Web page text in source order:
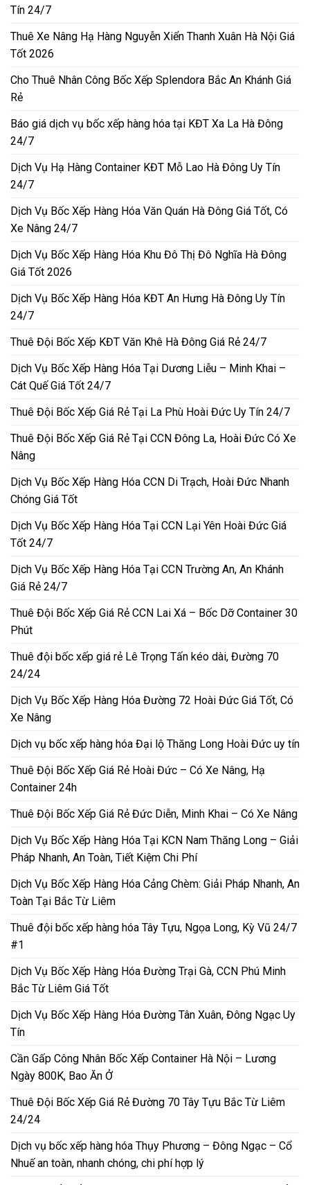
Tín 24/7
Thuê Xe Nâng Hạ Hàng Nguyễn Xiển Thanh Xuân Hà Nội Giá
Tốt 2026
Cho Thuê Nhân Công Bốc Xếp Splendora Bắc An Khánh Giá
Rẻ
Báo giá dịch vụ bốc xếp hàng hóa tại KĐT Xa La Hà Đông
24/7
Dịch Vụ Hạ Hàng Container KĐT Mỗ Lao Hà Đông Uy Tín
24/7
Dịch Vụ Bốc Xếp Hàng Hóa Văn Quán Hà Đông Giá Tốt, Có
Xe Nâng 24/7
Dịch Vụ Bốc Xếp Hàng Hóa Khu Đô Thị Đô Nghĩa Hà Đông
Giá Tốt 2026
Dịch Vụ Bốc Xếp Hàng Hóa KĐT An Hưng Hà Đông Uy Tín
24/7
Thuê Đội Bốc Xếp KĐT Văn Khê Hà Đông Giá Rẻ 24/7
Dịch Vụ Bốc Xếp Hàng Hóa Tại Dương Liễu – Minh Khai –
Cát Quế Giá Tốt 24/7
Thuê Đội Bốc Xếp Giá Rẻ Tại La Phù Hoài Đức Uy Tín 24/7
Thuê Đội Bốc Xếp Giá Rẻ Tại CCN Đông La, Hoài Đức Có Xe
Nâng
Dịch Vụ Bốc Xếp Hàng Hóa CCN Di Trạch, Hoài Đức Nhanh
Chóng Giá Tốt
Dịch Vụ Bốc Xếp Hàng Hóa Tại CCN Lại Yên Hoài Đức Giá
Tốt 24/7
Dịch Vụ Bốc Xếp Hàng Hóa Tại CCN Trường An, An Khánh
Giá Rẻ 24/7
Thuê Đội Bốc Xếp Giá Rẻ CCN Lai Xá – Bốc Dỡ Container 30
Phút
Thuê đội bốc xếp giá rẻ Lê Trọng Tấn kéo dài, Đường 70
24/24
Dịch Vụ Bốc Xếp Hàng Hóa Đường 72 Hoài Đức Giá Tốt, Có
Xe Nâng
Dịch vụ bốc xếp hàng hóa Đại lộ Thăng Long Hoài Đức uy tín
Thuê Đội Bốc Xếp Giá Rẻ Hoài Đức – Có Xe Nâng, Hạ
Container 24h
Thuê Đội Bốc Xếp Giá Rẻ Đức Diễn, Minh Khai – Có Xe Nâng
Dịch Vụ Bốc Xếp Hàng Hóa Tại KCN Nam Thăng Long – Giải
Pháp Nhanh, An Toàn, Tiết Kiệm Chi Phí
Dịch Vụ Bốc Xếp Hàng Hóa Cảng Chèm: Giải Pháp Nhanh, An
Toàn Tại Bắc Từ Liêm
Thuê đội bốc xếp hàng hóa Tây Tựu, Ngọa Long, Kỳ Vũ 24/7
#1
Dịch Vụ Bốc Xếp Hàng Hóa Đường Trại Gà, CCN Phú Minh
Bắc Từ Liêm Giá Tốt
Dịch Vụ Bốc Xếp Hàng Hóa Đường Tân Xuân, Đông Ngạc Uy
Tín
Cần Gấp Công Nhân Bốc Xếp Container Hà Nội – Lương
Ngày 800K, Bao Ăn Ở
Thuê Đội Bốc Xếp Giá Rẻ Đường 70 Tây Tựu Bắc Từ Liêm
24/24
Dịch vụ bốc xếp hàng hóa Thụy Phương – Đông Ngạc – Cổ
Nhuế an toàn, nhanh chóng, chi phí hợp lý